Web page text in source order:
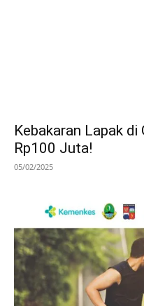
Kebakaran Lapak di
Rp100 Juta!
05/02/2025